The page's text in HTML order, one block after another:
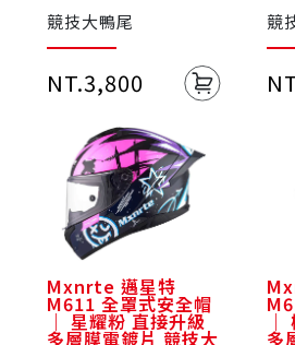
競技大鴨尾
NT.3,800
競
Mxnrte 邁星特
M611 全罩式安全帽
｜ 星耀粉 直接升級
多層膜電鍍片 競技大
｜
多